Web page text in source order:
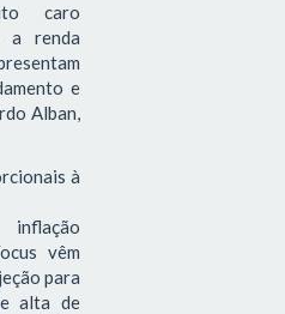
caro
a renda
e
Alban,
à
vêm
para
alta de